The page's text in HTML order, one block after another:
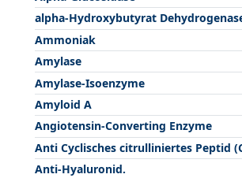
alpha-Hydroxybutyrat
Ammoniak
Amylase
Amylase-Isoenzyme
Amyloid A
Angiotensin-Converting Enzyme
Anti Cyclisches citrulliniertes Peptid
Anti-Hyaluronid.